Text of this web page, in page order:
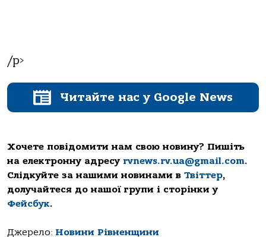
/p>
Читайте нас у Google News
Хочете повідомити нам свою новину? Пишіть
на електронну адресу rvnews.rv.ua@gmail.com.
Слідкуйте за нашими новинами в Твіттер,
долучайтеся до нашої групи і сторінки у
Фейсбук.
Джерело: Новини Рівненщини